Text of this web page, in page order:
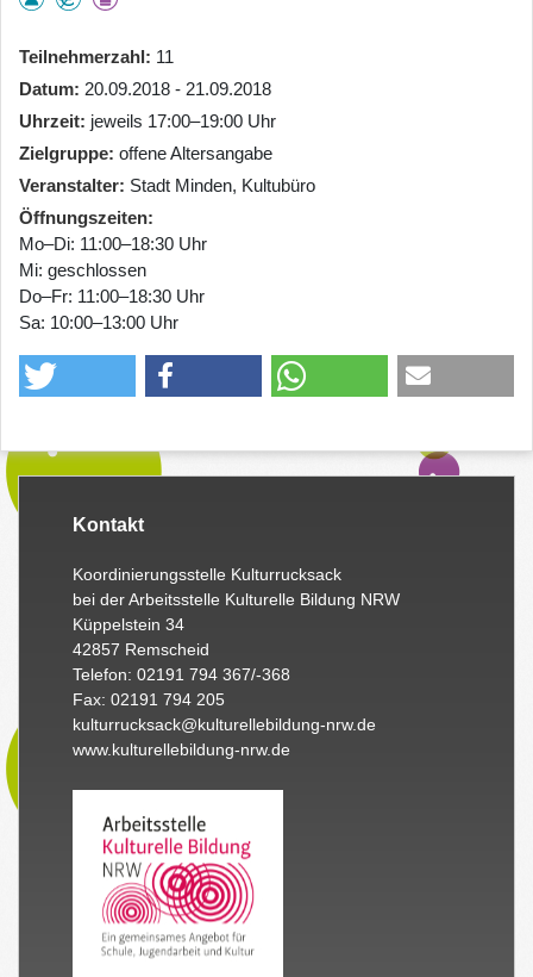
Teilnehmerzahl
11
Datum 20.09.2018 - 21.09.2018
Uhrzeit jeweils 17:00–19:00 Uhr
Zielgruppe offene Altersangabe
Veranstalter Stadt Minden, Kultubüro
Öffnungszeiten
Mo–Di: 11:00–18:30 Uhr
Mi: geschlossen
Do–Fr: 11:00–18:30 Uhr
Sa: 10:00–13:00 Uhr
Kontakt
Koordinierungsstelle Kulturrucksack
bei der Arbeitsstelle Kulturelle Bildung NRW
Küppelstein 34
42857 Remscheid
Telefon: 02191 794 367/-368
Fax: 02191 794 205
kulturrucksack@kulturellebildung-nrw.de
www.kulturellebildung-nrw.de